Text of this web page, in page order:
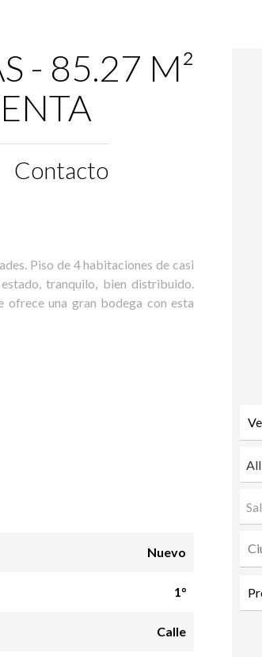
- 85.27 M²
Contacto
Piso de 4 habitaciones de casi
tranquilo, bien distribuido.
ofrece una gran bodega con esta
Nuevo
1°
Calle